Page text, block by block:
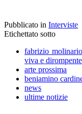
Pubblicato in Interviste
Etichettato sotto
fabrizio
viva e dirompente
arte prossima
beniamino
news
ultime notizie